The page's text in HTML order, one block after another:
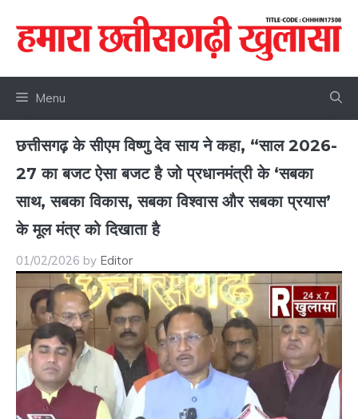
content
Menu
छत्तीसगढ़ के सीएम विष्णु देव साय ने कहा, “साल 2026-
27 का बजट ऐसा बजट है जो प्रधानमंत्री के ‘सबका
साथ, सबका विकास, सबका विश्वास और सबका प्रयास’
के मूल मंत्र को दिखाता है
01/02/2026 by Editor